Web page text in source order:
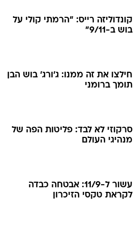
קונדוליזה רייס: "הרמתי קולי על
בוש ב-9/11"
חילצו את זה ממנו: ג'ורג' בוש הבן
תומך ברומני
סרקוזי לא לבד: פליטות הפה של
מנהיגי העולם
עשור ל-11/9: אבטחה כבדה
לקראת טקסי הזיכרון